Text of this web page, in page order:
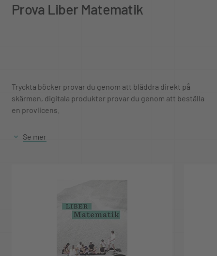
Prova Liber Matematik
Tryckta böcker provar du genom att bläddra direkt på
skärmen, digitala produkter provar du genom att beställa
en provlicens.
Provperioden är 4 veckor för både tryckta och digitala
Se mer